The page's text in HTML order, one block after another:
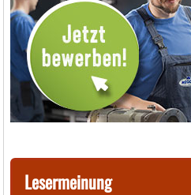
Lesermeinung